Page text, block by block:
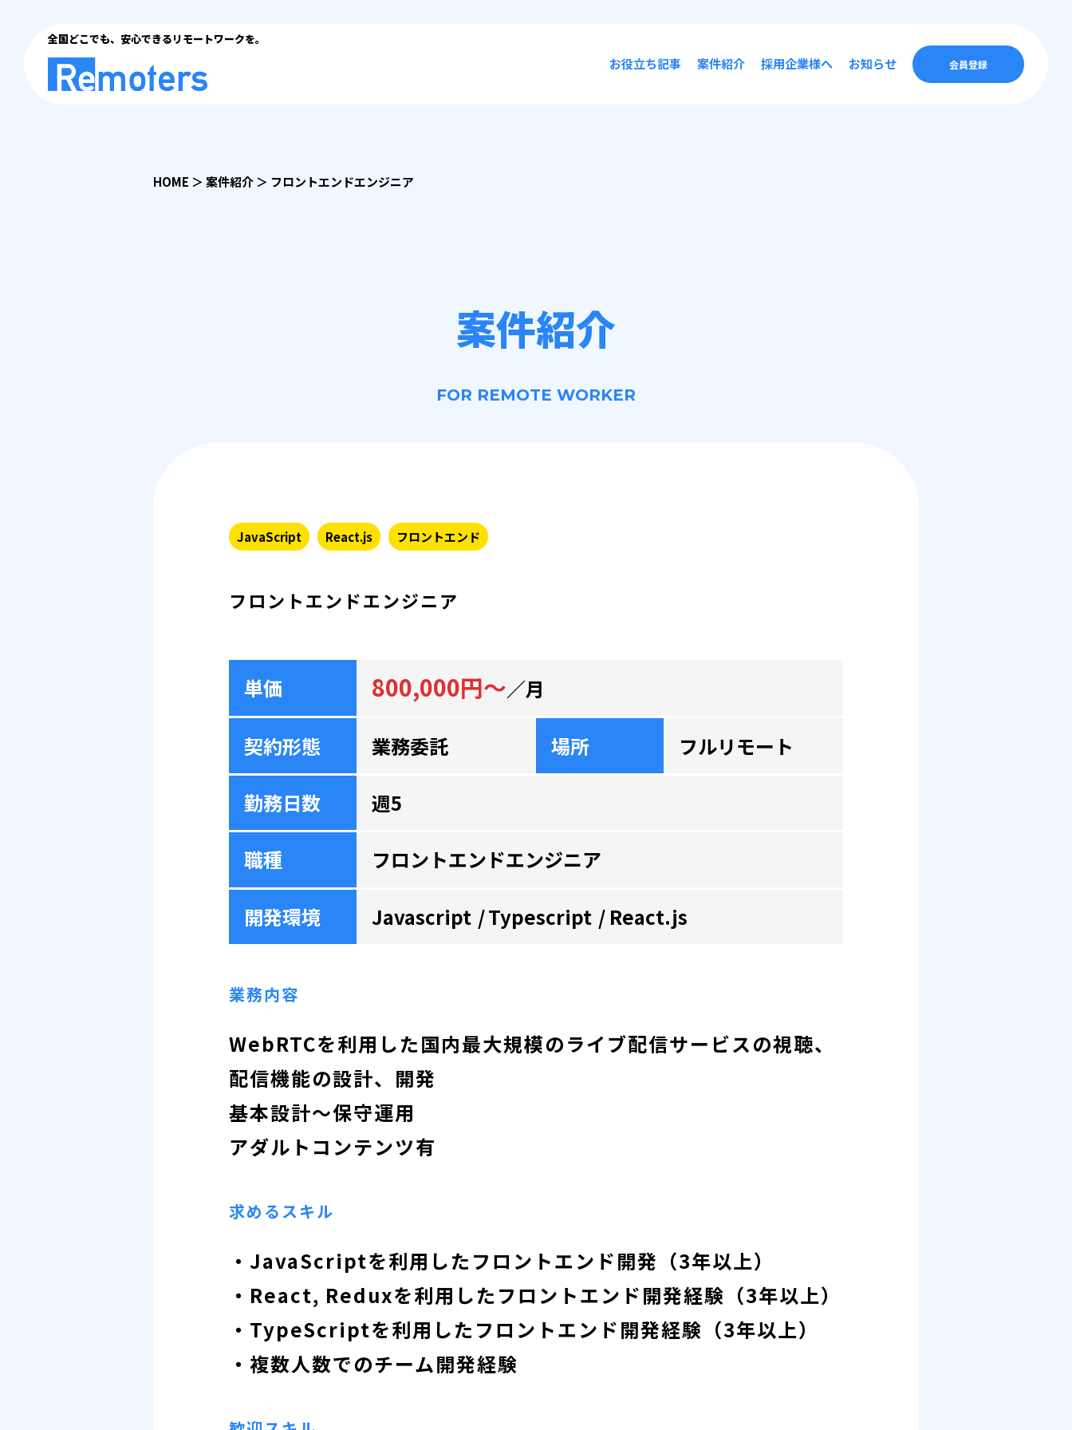
全国どこでも、安心できるリモートワークを。
お役立ち記事 案件紹介 採用企業様へ お知らせ 会員登録
HOME ＞案件紹介＞ フロントエンドエンジニア
案件紹介
FOR REMOTE WORKER
JavaScript React.js フロントエンド
フロントエンドエンジニア
単価 800,000円～／月
契約形態 業務委託 場所 フルリモート
勤務日数 週5
職種 フロントエンドエンジニア
開発環境 Javascript Typescript React.js
業務内容
WebRTCを利用した国内最大規模のライブ配信サービスの視聴、
配信機能の設計、開発
基本設計～保守運用
アダルトコンテンツ有
求めるスキル
・JavaScriptを利用したフロントエンド開発（3年以上）
・React, Reduxを利用したフロントエンド開発経験（3年以上）
・TypeScriptを利用したフロントエンド開発経験（3年以上）
・複数人数でのチーム開発経験